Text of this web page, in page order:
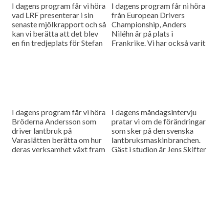
I dagens program får vi höra
vad LRF presenterar i sin
senaste mjölkrapport och så
kan vi berätta att det blev
en fin tredjeplats för Stefan
I dagens program får ni höra
från European Drivers
Championship, Anders
Niléhn är på plats i
Frankrike. Vi har också varit
I dagens program får vi höra
Bröderna Andersson som
driver lantbruk på
Varaslätten berätta om hur
deras verksamhet växt fram
I dagens måndagsintervju
pratar vi om de förändringar
som sker på den svenska
lantbruksmaskinbranchen.
Gäst i studion är Jens Skifter